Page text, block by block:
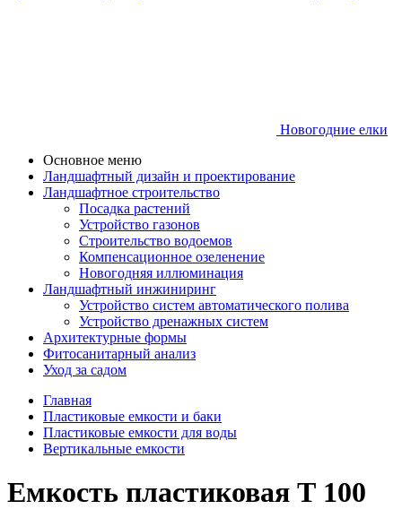
Новогодние елки
Основное меню
Ландшафтный дизайн и проектирование
Ландшафтное строительство
Посадка растений
Устройство газонов
Строительство водоемов
Компенсационное озеленение
Новогодняя иллюминация
Ландшафтный инжиниринг
Устройство систем автоматического полива
Устройство дренажных систем
Aрхитектурные формы
Фитосанитарный анализ
Уход за садом
Главная
Пластиковые емкости и баки
Пластиковые емкости для воды
Вертикальные емкости
Емкость пластиковая Т 100